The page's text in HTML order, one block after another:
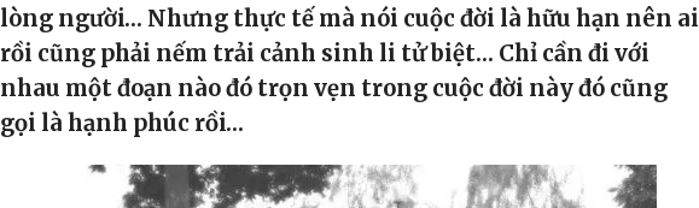
lòng người… Nhưng thực tế mà nói cuộc đời là hữu hạn nên ai
rồi cũng phải nếm trải cảnh sinh li tử biệt… Chỉ cần đi với
nhau một đoạn nào đó trọn vẹn trong cuộc đời này đó cũng
gọi là hạnh phúc rồi…